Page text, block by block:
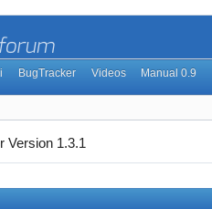
BugTracker Videos Manual 0.9
Version 1.3.1